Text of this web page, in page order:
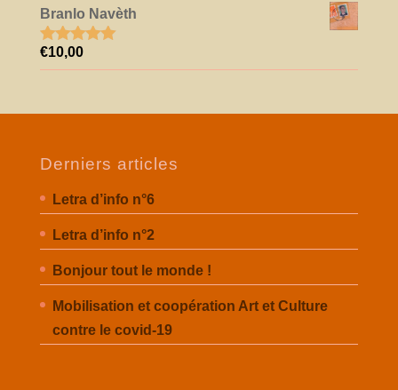
Branlo Navèth
Note5.00
sur 5
€10,00
Derniers articles
Letra d’info n°6
Letra d’info n°2
Bonjour tout le monde !
Mobilisation et coopération Art et Culture
contre le covid-19